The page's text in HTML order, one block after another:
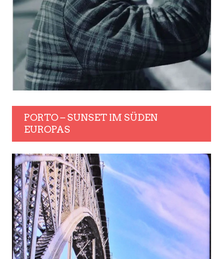
PORTO – SUNSET IM SÜDEN
EUROPAS